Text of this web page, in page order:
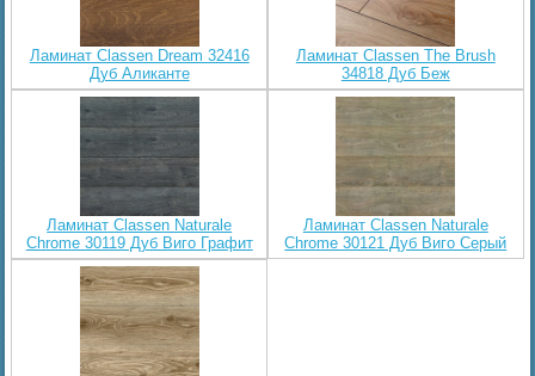
Ламинат Classen Dream 32416
Дуб Аликанте
Ламинат Classen The Brush
34818 Дуб Беж
Ламинат Classen Naturale
Chrome 30119 Дуб Виго Графит
Ламинат Classen Naturale
Chrome 30121 Дуб Виго Серый